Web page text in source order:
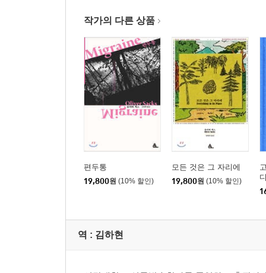
작가의 다른 상품
편두통
19,800원 (10% 할인)
모든 것은 그 자리에
19,800원 (10% 할인)
역 : 김하현